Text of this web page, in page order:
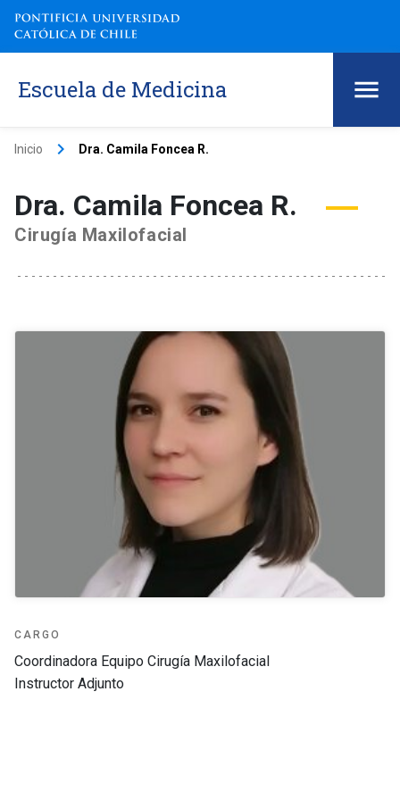
Escuela de Medicina
Inicio keyboard_arrow_right Dra. Camila Foncea R.
Dra. Camila Foncea R.
Cirugía Maxilofacial
CARGO
Coordinadora Equipo Cirugía Maxilofacial
Instructor Adjunto